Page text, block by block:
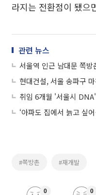
라지는 전환점이 됐으
관련 뉴스
현대건설, 서울 송파구
‘아파도 집에서 늙고 싶
#쪽방촌 #재개발
0 0